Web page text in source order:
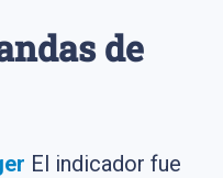
de
El indicador fue